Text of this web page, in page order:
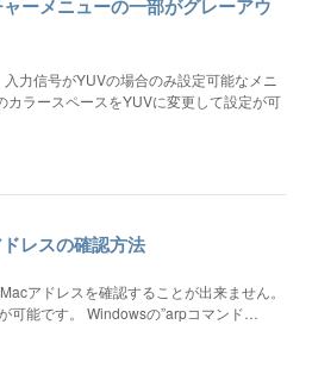
ーメニューの一部がグレーアウ
力信号がYUVの場合のみ設定可能なメニ
カラースペースをYUVに変更して設定が可
レスの確認方法
アドレスを確認することが出来ません。
可能です。 Windowsの”arpコマンド…